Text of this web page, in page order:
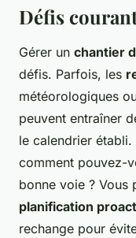
Défis
Gérer un chantier
défis. Parfois, les
météorologiques
peuvent entraîner
le calendrier établi.
comment pouvez-
bonne voie ? Vous
planification
rechange pour